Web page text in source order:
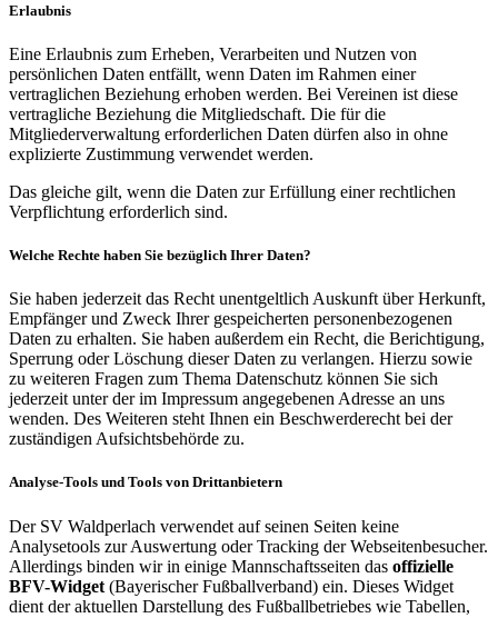
Erlaubnis
Eine Erlaubnis zum Erheben, Verarbeiten und Nutzen von
persönlichen Daten entfällt, wenn Daten im Rahmen einer
vertraglichen Beziehung erhoben werden. Bei Vereinen ist diese
vertragliche Beziehung die Mitgliedschaft. Die für die
Mitgliederverwaltung erforderlichen Daten dürfen also in ohne
explizierte Zustimmung verwendet werden.
Das gleiche gilt, wenn die Daten zur Erfüllung einer rechtlichen
Verpflichtung erforderlich sind.
Welche Rechte haben Sie bezüglich Ihrer Daten?
Sie haben jederzeit das Recht unentgeltlich Auskunft über Herkunft,
Empfänger und Zweck Ihrer gespeicherten personenbezogenen
Daten zu erhalten. Sie haben außerdem ein Recht, die Berichtigung,
Sperrung oder Löschung dieser Daten zu verlangen. Hierzu sowie
zu weiteren Fragen zum Thema Datenschutz können Sie sich
jederzeit unter der im Impressum angegebenen Adresse an uns
wenden. Des Weiteren steht Ihnen ein Beschwerderecht bei der
zuständigen Aufsichtsbehörde zu.
Analyse-Tools und Tools von Drittanbietern
Der SV Waldperlach verwendet auf seinen Seiten keine
Analysetools zur Auswertung oder Tracking der Webseitenbesucher.
Allerdings binden wir in einige Mannschaftsseiten das offizielle
BFV-Widget (Bayerischer Fußballverband) ein. Dieses Widget
dient der aktuellen Darstellung des Fußballbetriebes wie Tabellen,